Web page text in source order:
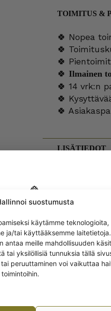
suostumusta
käytämme
ja/tai käyttääksemme
antaa meille mahdollisuuden
tai yksilöllisiä tunnuksia tällä
peruuttaminen voi vaikuttaa
TOIMITUS &
🍀 Nopea
🍀
🍀
🍀 Ilmainen
🍀 14 vrk:n
🍀
🍀
LISÄTIEDOT
Get -5%
off?
want the discount